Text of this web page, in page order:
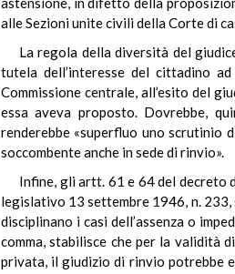
alle Sezioni unite civili della Corte di
La regola della diversità del
tutela dell’interesse del cittadino
Commissione centrale, all’esito del
essa aveva proposto. Dovrebbe,
renderebbe «superfluo uno scrutinio
soccombente anche in sede di rinvio».
Infine, gli artt. 61 e 64 del decreto
legislativo 13 settembre 1946, n.
disciplinano i casi dell’assenza o
comma, stabilisce che per la validità
privata, il giudizio di rinvio potrebbe